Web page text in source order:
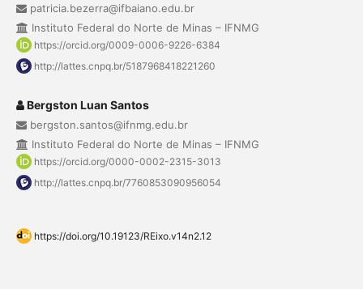
patricia.bezerra@ifbaiano.edu.br
Instituto Federal do Norte de Minas – IFNMG
https://orcid.org/0009-0006-9226-6384
http://lattes.cnpq.br/5187968418221260
Bergston Luan Santos
bergston.santos@ifnmg.edu.br
Instituto Federal do Norte de Minas – IFNMG
https://orcid.org/0000-0002-2315-3013
http://lattes.cnpq.br/7760853090956054
https://doi.org/10.19123/REixo.v14n2.12